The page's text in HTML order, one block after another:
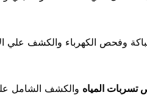
وفحص الكهرباء والكشف علي
المياه والكشف الشامل